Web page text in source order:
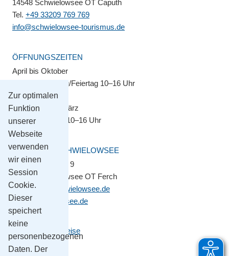
Zur optimalen
Funktion
unserer
Webseite
verwenden
wir einen
Session
Cookie.
Dieser
speichert
keine
personenbezogenen
Daten. Der
14548 Schwielowsee OT Caputh
Tel. +49 33209 769 769
info@schwielowsee-tourismus.de
ÖFFNUNGSZEITEN
April bis Oktober
Montag–Sonntag/Feiertag 10–16 Uhr
November bis März
Montag–Freitag 10–16 Uhr
GEMEINDE SCHWIELOWSEE
Potsdamer Platz 9
14548 Schwielowsee OT Ferch
gemeinde@schwielowsee.de
www.schwielowsee.de
Kontakt & Anreise
Impressum